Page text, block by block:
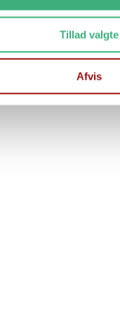
Tillad valgte
Afvis
og 30
vores hjemmeside